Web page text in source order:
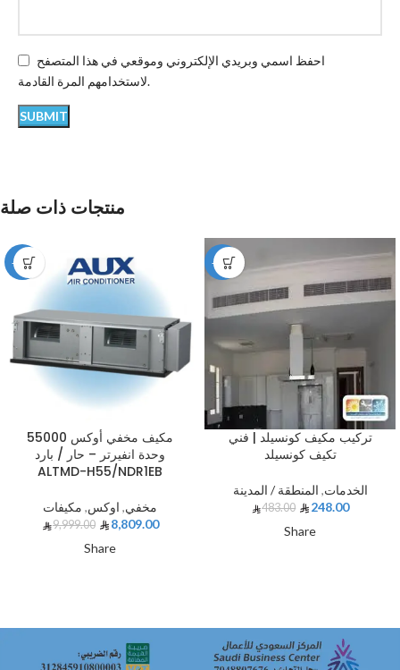
احفظ اسمي وبريدي الإلكتروني وموقعي في هذا المتصفح
لاستخدامهم المرة القادمة.
منتجات ذات صلة
-12%
مكيف مخفي أوكس 55000
وحدة انفيرتر – حار / بارد
ALTMD-H55/NDR1EB
مخفي, اوكس, مكيفات
9,999.00
8,809.00
Share
-49%
تركيب مكيف كونسيلد | فني
تكيف كونسيلد
الخدمات, المنطقة / المدينة
483.00
248.00
Share